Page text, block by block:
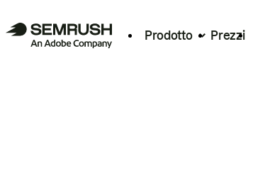
Prodotto Prezzi